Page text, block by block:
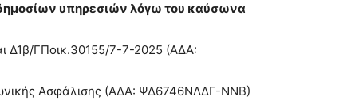
υπηρεσιών λόγω του καύσωνα
Δ1β/ΓΠοικ.30155/7-7-2025 (ΑΔΑ:
Ασφάλισης (ΑΔΑ: ΨΔ6746ΝΛΔΓ-ΝΝΒ)